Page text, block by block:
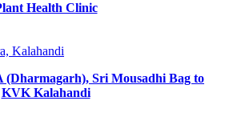
Health Clinic
Sri Mousadhi Bag to
KVK Kalahandi